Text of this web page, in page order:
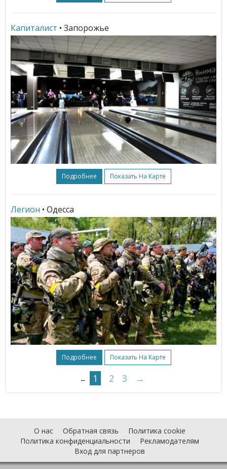
Капиталист • Запорожье
Подробнее Показать На Карте
Легион • Одесса
Подробнее Показать На Карте
← 1 2 3 →
О нас Обратная связь
Политика cookie
Политика конфиденциальности
Рекламодателям
Вход для партнеров